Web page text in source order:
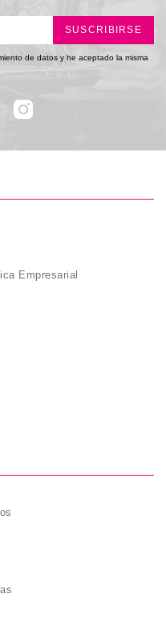
SUSCRIBIRSE
de datos y he aceptado la misma
Empresarial